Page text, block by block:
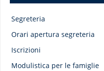
Segreteria
Orari apertura segreteria
Iscrizioni
Modulistica per le famiglie